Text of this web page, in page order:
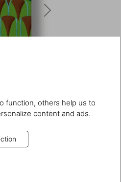
function, others help us to
content and ads.